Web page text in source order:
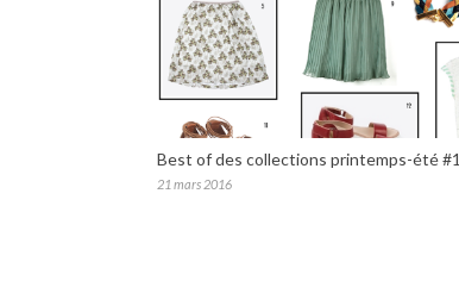
Best of des collections printemps-été #1
21 mars 2016